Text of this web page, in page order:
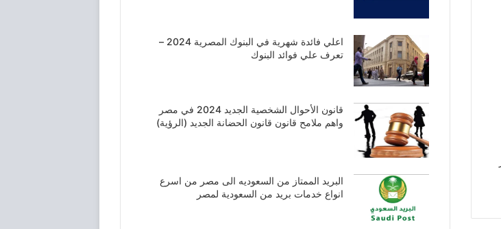
اعلي فائدة شهرية في البنوك المصرية 2024 –
تعرف علي فوائد البنوك
قانون الأحوال الشخصية الجديد 2024 في مصر
واهم ملامح قانون قانون الحضانة الجديد (الرؤية)
البريد الممتاز من السعوديه الى مصر من اسرع
انواع خدمات بريد من السعودية لمصر